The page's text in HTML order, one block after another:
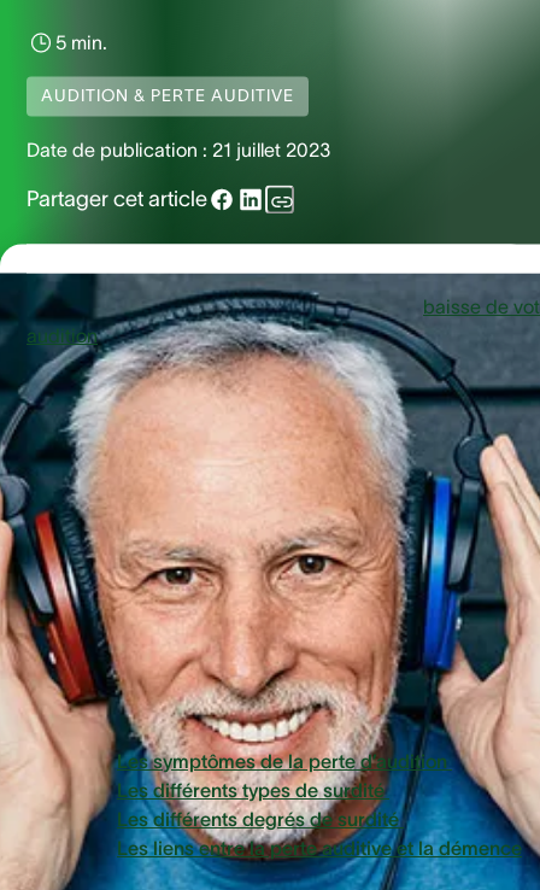
5 min.
AUDITION & PERTE AUDITIVE
Date de publication : 21 juillet 2023
Partager cet article
Les problèmes auditifs pouvant entraîner une baisse de
auditionsont nombreux. Qu’il s’agisse de surdité de
perception liée à l'oreille interne ou d’une surdité de
transmission touchant le conduit auditif, il est essentiel de
reconnaître les signes et d’agir. À partir de l'âge de 75 ans,
pertes auditives deviennent plus courantes, mais elles
peuvent également à d'autres stades de la vie. Dans cet
article, nous explorerons donc les différents signes et
de perte auditive pour vous aider à y voir plus clair.
Vue d'ensemble
Les symptômes de la perte d’audition
Les différents types de surdité
Les différents degrés de surdité
Les liens entre la perte auditive et la démence